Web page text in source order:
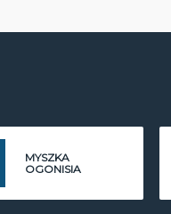
MYSZKA
OGONISIA